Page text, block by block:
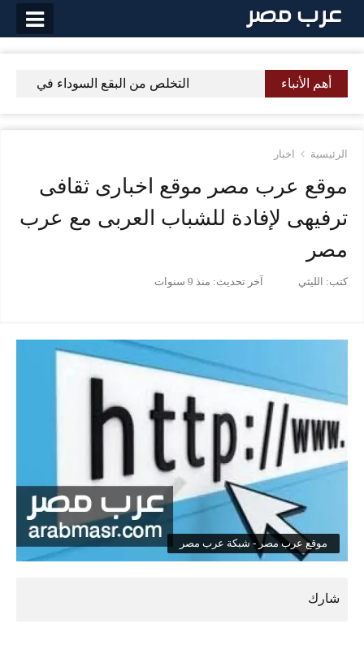
الأنباء التخلص من البقع السوداء في البشرة نهائيا
اخبار
عرب مصر موقع اخبارى ثقافى
لإفادة للشباب العربى مع عرب
الليثي آخر تحديث: منذ 9 سنوات
عرب مصر - شبكة عرب مصر